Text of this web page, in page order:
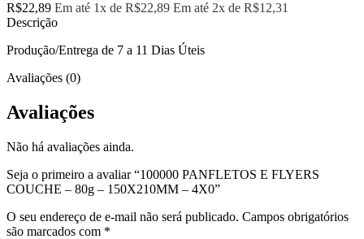
R$22,89 Em até 1x de R$22,89 Em até 2x de R$12,31
Descrição
Produção/Entrega de 7 a 11 Dias Úteis
Avaliações (0)
Avaliações
Não há avaliações ainda.
Seja o primeiro a avaliar “100000 PANFLETOS E FLYERS
COUCHE – 80g – 150X210MM – 4X0”
O seu endereço de e-mail não será publicado. Campos obrigatórios
são marcados com *